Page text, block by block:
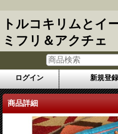
トルコキリムとイ
ミフリ＆アクチェ
ログイン 新規登録
商品詳細